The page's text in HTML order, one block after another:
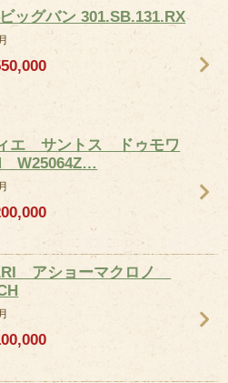
ッグバン 301.SB.131.RX
エ サントス ドゥモワ
W25064Z…
アショーマクロノ